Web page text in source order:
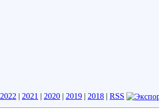
2022 | 2021 | 2020 | 2019 | 2018 | RSS